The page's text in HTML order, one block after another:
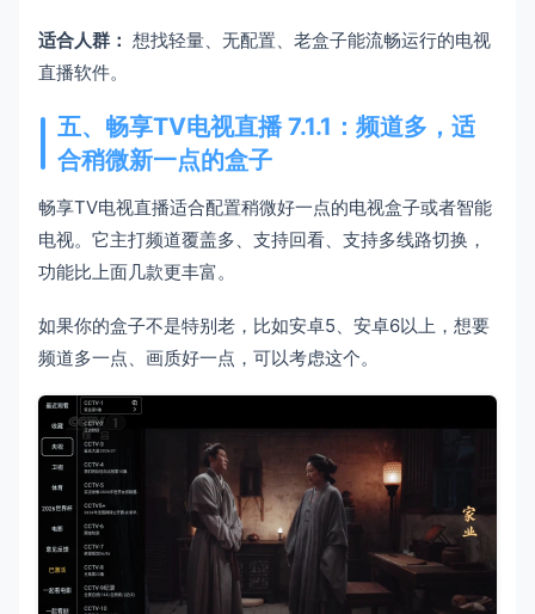
适合人群： 想找轻量、无配置、老盒子能流畅运行的电视
直播软件。
五、畅享TV电视直播 7.1.1：频道多，适
合稍微新一点的盒子
畅享TV电视直播适合配置稍微好一点的电视盒子或者智能
电视。它主打频道覆盖多、支持回看、支持多线路切换，
功能比上面几款更丰富。
如果你的盒子不是特别老，比如安卓5、安卓6以上，想要
频道多一点、画质好一点，可以考虑这个。